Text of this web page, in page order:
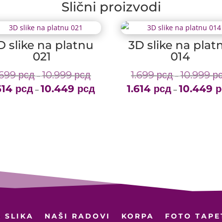
Slični proizvodi
slike na platnu
021
рсд – 10.999рсдPrice
range:
рсд – 10.449 рсд
3D slike na
014
1.699рсд – 10.999
1.614 рсд – 10.449
SLIKA NAŠI RADOVI KORPA FOTO